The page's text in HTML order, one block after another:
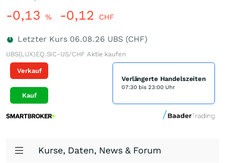
-0,13 % -0,12 CHF
Letzter Kurs 06.08.26 UBS (CHF)
UBS(LUX)EQ.SIC-US/CHF Aktie kaufen
Verkauf
Kauf
Verlängerte Handelszeiten
07:30 bis 23:00 Uhr
Kurse, Daten, News & Forum